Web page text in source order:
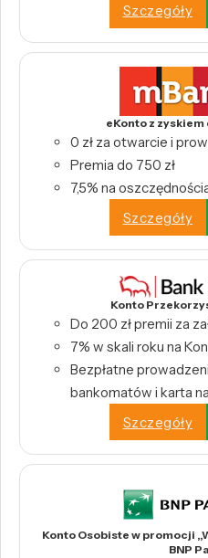
Szczegóły
eKonto z zyskiem
0 zł za otwarcie i
Premia do 750 zł
7,5% na
Szczegóły
Konto
Do 200 zł premii za
7% w skali roku na
Bezpłatne
bankomatów i karta
Szczegóły
Konto Osobiste w promocji
BNP